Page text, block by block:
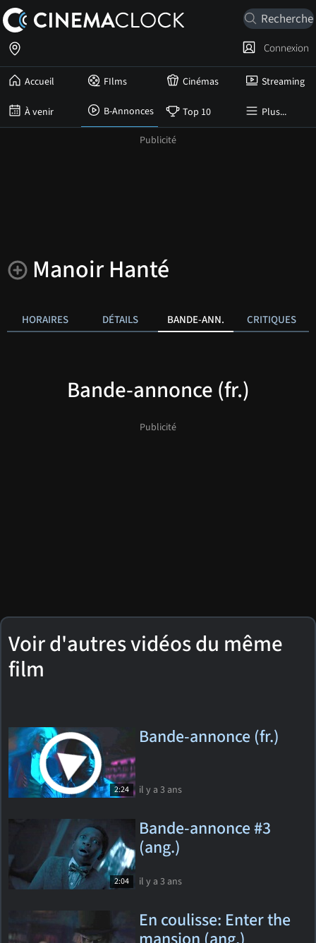
Accueil FIlms Cinémas Streaming
À venir B-Annonces Top 10 Plus...
Connexion
Manoir Hanté
HORAIRES DÉTAILS BANDE-ANN. CRITIQUES
Bande-annonce (fr.)
Voir d'autres vidéos du même
film
2:24
Bande-annonce (fr.)
il y a 3 ans
2:04
Bande-annonce #3
(ang.)
il y a 3 ans
En coulisse: Enter the